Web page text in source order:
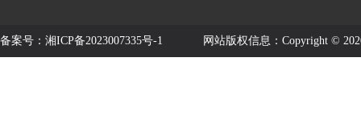
备案号： 湘ICP备2023007335号-1 网站版权信息：Copyright ©